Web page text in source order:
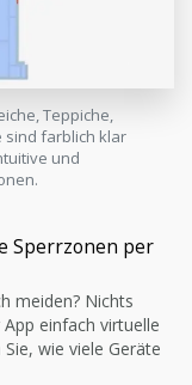
Teppiche,
sind farblich klar
und
Sperrzonen per
meiden? Nichts
einfach virtuelle
wie viele Geräte